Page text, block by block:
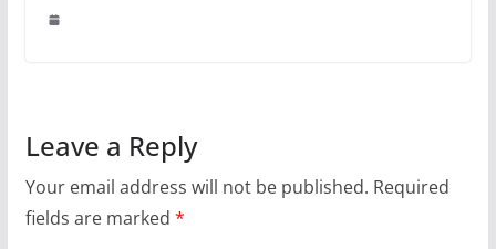
Leave a Reply
Your email address will not be published. Required
fields are marked *